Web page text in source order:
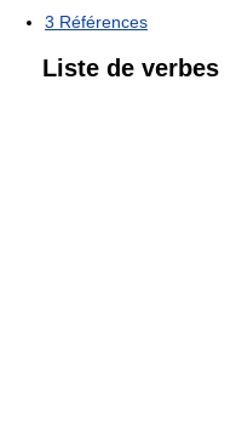
3 Références
Liste de verbes